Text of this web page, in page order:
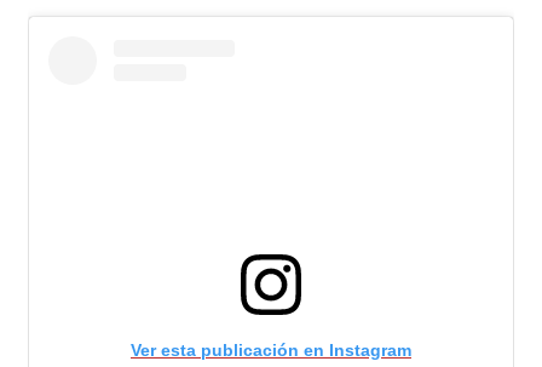
Ver esta publicación en Instagram